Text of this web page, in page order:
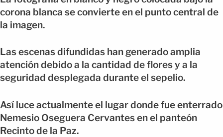
corona blanca se convierte en el punto central de
la imagen.
Las escenas difundidas han generado amplia
atención debido a la cantidad de flores y a la
seguridad desplegada durante el sepelio.
Así luce actualmente el lugar donde fue enterrado
Nemesio Oseguera Cervantes en el panteón
Recinto de la Paz.